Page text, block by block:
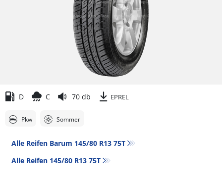
D C 70 db EPREL
Pkw Sommer
Alle Reifen Barum 145/80 R13 75T
Alle Reifen‎ 145/80 R13 75T